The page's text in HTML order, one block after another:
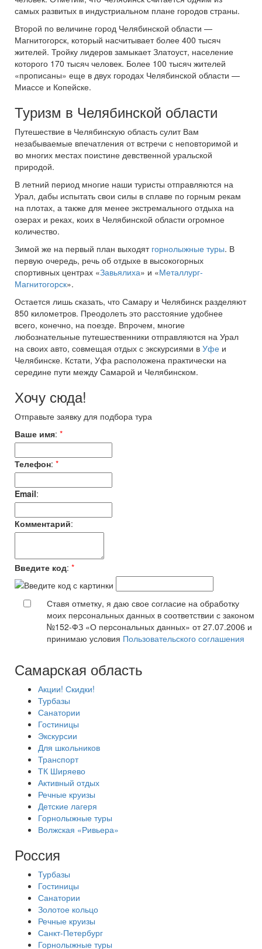
самых развитых в индустриальном плане городов страны.
Второй по величине город Челябинской области —
Магнитогорск, который насчитывает более 400 тысяч
жителей. Тройку лидеров замыкает Златоуст, население
которого 170 тысяч человек. Более 100 тысяч жителей
«прописаны» еще в двух городах Челябинской области —
Миассе и Копейске.
Туризм в Челябинской области
Путешествие в Челябинскую область сулит Вам
незабываемые впечатления от встречи с неповторимой и
во многих местах поистине девственной уральской
природой.
В летний период многие наши туристы отправляются на
Урал, дабы испытать свои силы в сплаве по горным рекам
на плотах, а также для менее экстремального отдыха на
озерах и реках, коих в Челябинской области огромное
количество.
Зимой же на первый план выходят горнолыжные туры. В
первую очередь, речь об отдыхе в высокогорных
спортивных центрах «Завьялиха» и «Металлург-
Магнитогорск».
Остается лишь сказать, что Самару и Челябинск разделяют
850 километров. Преодолеть это расстояние удобнее
всего, конечно, на поезде. Впрочем, многие
любознательные путешественники отправляются на Урал
на своих авто, совмещая отдых с экскурсиями в Уфе и
Челябинске. Кстати, Уфа расположена практически на
середине пути между Самарой и Челябинском.
Хочу сюда!
Отправьте заявку для подбора тура
Ваше имя: *
Телефон: *
Email:
Комментарий:
Введите код: *
Ставя отметку, я даю свое согласие на обработку
моих персональных данных в соответствии с законом
№152-ФЗ «О персональных данных» от 27.07.2006 и
принимаю условия Пользовательского соглашения
Самарская область
Акции! Скидки!
Турбазы
Санатории
Гостиницы
Экскурсии
Для школьников
Транспорт
ТК Ширяево
Активный отдых
Речные круизы
Детские лагеря
Горнолыжные туры
Волжская «Ривьера»
Россия
Турбазы
Гостиницы
Санатории
Золотое кольцо
Речные круизы
Санкт-Петербург
Горнолыжные туры